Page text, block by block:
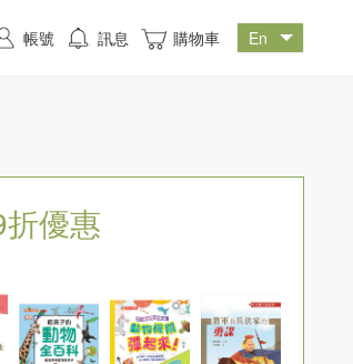
優惠
帳號 訊息 購物車